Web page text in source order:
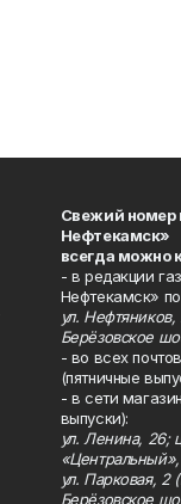
Свежий номер
Нефтекамск»
всегда можно
- в редакции
Нефтекамск»
ул.
Берёзовское
- во всех
(пятничные
- в сети
выпуски):
ул. Ленина, 26;
«Центральный»,
ул. Парковая, 2
Берёзовское